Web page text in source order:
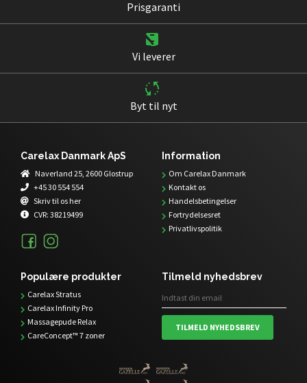
Prisgaranti
Vi leverer
Byt til nyt
Carelax Danmark ApS
Naverland 25, 2600 Glostrup
+45 30 554 554
Skriv til os her
CVR: 38219499
Information
Om Carelax Danmark
Kontakt os
Handelsbetingelser
Fortrydelsesret
Privatlivspolitik
Populære produkter
Carelax Stratus
Carelax Infinity Pro
Massagepude Relax
CareConcept™ 7 zoner
Tilmeld nyhedsbrev
TILMELD NYHEDSBREV